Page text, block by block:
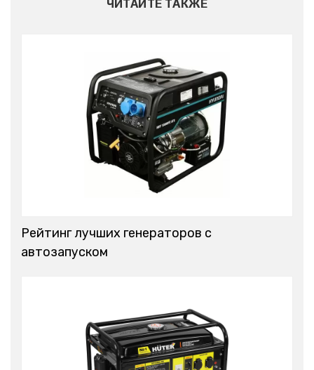
ЧИТАЙТЕ ТАКЖЕ
Рейтинг лучших генераторов с
автозапуском